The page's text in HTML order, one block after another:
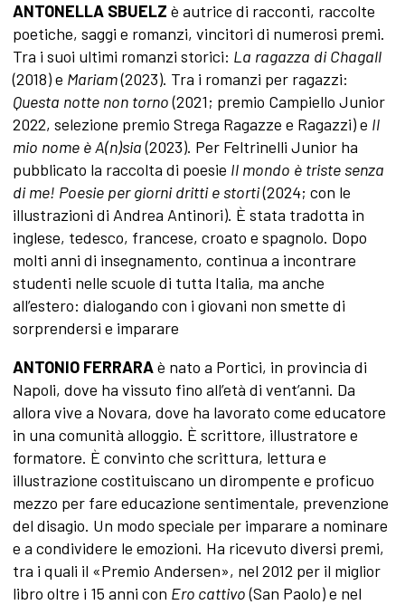
ANTONELLA SBUELZ è autrice di racconti, raccolte
poetiche, saggi e romanzi, vincitori di numerosi premi.
Tra i suoi ultimi romanzi storici: La ragazza di Chagall
(2018) e Mariam(2023). Tra i romanzi per ragazzi:
Questa notte non torno(2021; premio Campiello Junior
2022, selezione premio Strega Ragazze e Ragazzi) e Il
mio nome è A(n)sia(2023). Per Feltrinelli Junior ha
pubblicato la raccolta di poesie Il mondo è triste senza
di me! Poesie per giorni dritti e storti(2024; con le
illustrazioni di Andrea Antinori). È stata tradotta in
inglese, tedesco, francese, croato e spagnolo. Dopo
molti anni di insegnamento, continua a incontrare
studenti nelle scuole di tutta Italia, ma anche
all’estero: dialogando con i giovani non smette di
sorprendersi e imparare
ANTONIO FERRARAè nato a Portici, in provincia di
Napoli, dove ha vissuto fino all’età di vent’anni. Da
allora vive a Novara, dove ha lavorato come educatore
in una comunità alloggio. È scrittore, illustratore e
formatore. È convinto che scrittura, lettura e
illustrazione costituiscano un dirompente e proficuo
mezzo per fare educazione sentimentale, prevenzione
del disagio. Un modo speciale per imparare a nominare
e a condividere le emozioni. Ha ricevuto diversi premi,
tra i quali il «Premio Andersen», nel 2012 per il miglior
libro oltre i 15 anni con Ero cattivo(San Paolo) e nel